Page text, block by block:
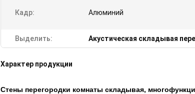
Кадр: Алюминий
Выделить: Акустическая складывая
Характер продукции
Стены перегородки комнаты складывая,